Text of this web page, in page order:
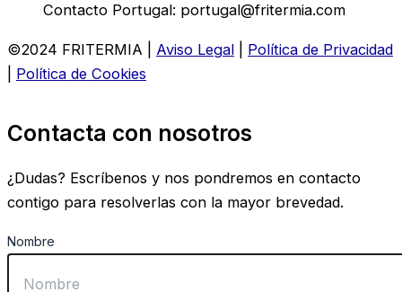
Contacto Portugal: portugal@fritermia.com
©2024 FRITERMIA | Aviso Legal
Política de Privacidad
Política de Cookies
Contacta con nosotros
¿Dudas? Escríbenos y nos pondremos en contacto
contigo para resolverlas con la mayor brevedad.
Nombre